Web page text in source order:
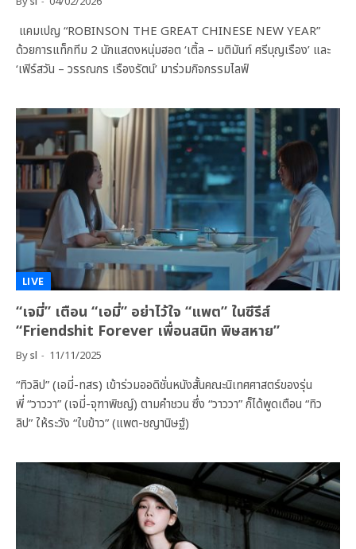
แคมเปญ “ROBINSON THE GREAT CHINESE NEW YEAR”
ด้วยการแท็กทีม 2 นักแสดงหนุ่มฮอต ‘เติ้ล – มติมันท์ ศรีบุญเรือง’ และ
‘เฟิร์สวัน – วรรณกร เรืองรัตน์’ มาร่วมกิจกรรมไลฟ์
LIVE
“เจมี่” เตือน “เอมี่” อย่าไว้ใจ “แพต” ในซีรีส์
“Friendshit Forever เพื่อนสนิท พิษสหาย”
Bysl 11/11/2025
“ทิวลิป” (เอมี่-ทสร) เข้าร่วมออดิชั่นหนังสั้นคณะนิเทศศาสตร์ของรุ่น
พี่ “วาววา” (เจมี่-จุฑาพิชญ์) ตามคำชวน ซึ่ง “วาววา” ก็ได้พูดเตือน “ทิว
ลิป” ให้ระวัง “ใบข้าว” (แพต-ชญานิษฐ์)